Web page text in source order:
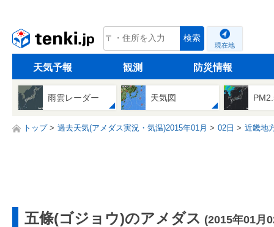
tenki.jp 検索
現在地
天気予報 観測 防災情報
雨雲レーダー 天気図
トップ 過去天気(アメダス実況・気温)2015年01月 02日 近畿地
五條(ゴジョウ)のアメダス (2015年01月